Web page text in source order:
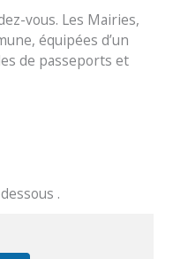
vous. Les Mairies,
équipées d’un
de passeports et
.